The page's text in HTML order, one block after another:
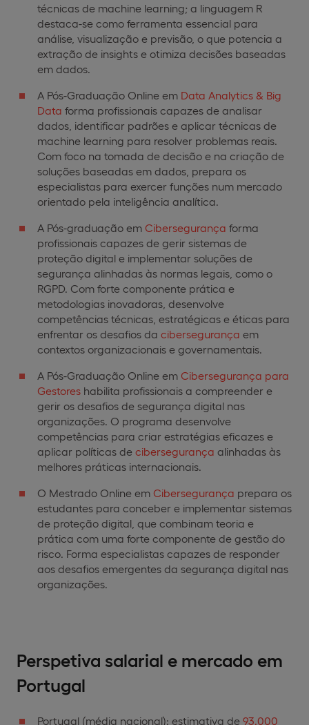
técnicas de machine learning; a linguagem R
destaca-se como ferramenta essencial para
análise, visualização e previsão, o que potencia a
extração de insights e otimiza decisões baseadas
em dados.
A Pós-Graduação Online em Data Analytics & Big
Data forma profissionais capazes de analisar
dados, identificar padrões e aplicar técnicas de
machine learning para resolver problemas reais.
Com foco na tomada de decisão e na criação de
soluções baseadas em dados, prepara os
especialistas para exercer funções num mercado
orientado pela inteligência analítica.
A Pós-graduação em Cibersegurança forma
profissionais capazes de gerir sistemas de
proteção digital e implementar soluções de
segurança alinhadas às normas legais, como o
RGPD. Com forte componente prática e
metodologias inovadoras, desenvolve
competências técnicas, estratégicas e éticas para
enfrentar os desafios da cibersegurança em
contextos organizacionais e governamentais.
A Pós-Graduação Online em Cibersegurança para
Gestores habilita profissionais a compreender e
gerir os desafios de segurança digital nas
organizações. O programa desenvolve
competências para criar estratégias eficazes e
aplicar políticas de cibersegurança alinhadas às
melhores práticas internacionais.
O Mestrado Online em Cibersegurança prepara os
estudantes para conceber e implementar sistemas
de proteção digital, que combinam teoria e
prática com uma forte componente de gestão do
risco. Forma especialistas capazes de responder
aos desafios emergentes da segurança digital nas
organizações.
Perspetiva salarial e mercado em
Portugal
Portugal (média nacional): estimativa de 93.000